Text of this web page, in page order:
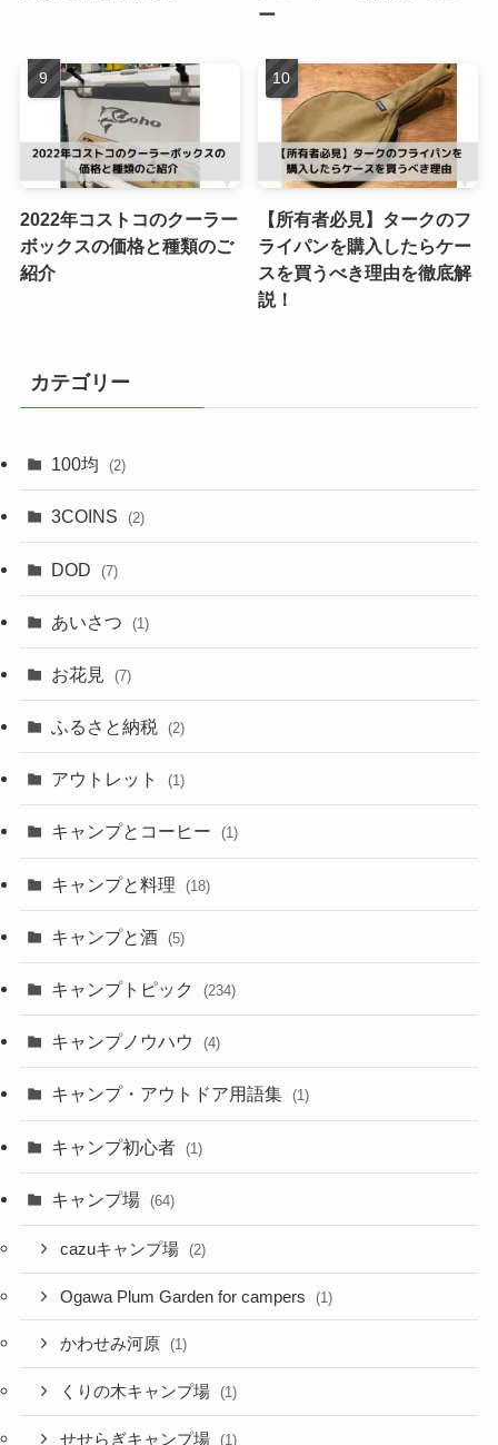
ー
2022年コストコのクーラー
ボックスの価格と種類のご
紹介
【所有者必見】タークのフ
ライパンを購入したらケー
スを買うべき理由を徹底解
説！
カテゴリー
100均 (2)
3COINS (2)
DOD (7)
あいさつ (1)
お花見 (7)
ふるさと納税 (2)
アウトレット (1)
キャンプとコーヒー (1)
キャンプと料理 (18)
キャンプと酒 (5)
キャンプトピック (234)
キャンプノウハウ (4)
キャンプ・アウトドア用語集 (1)
キャンプ初心者 (1)
キャンプ場 (64)
cazuキャンプ場 (2)
Ogawa Plum Garden for campers (1)
かわせみ河原 (1)
くりの木キャンプ場 (1)
せせらぎキャンプ場 (1)